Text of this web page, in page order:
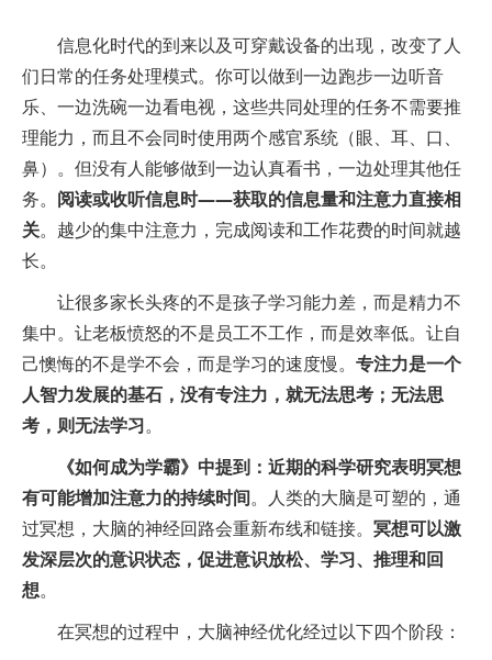
信息化时代的到来以及可穿戴设备的出现，改变了人
们日常的任务处理模式。你可以做到一边跑步一边听音
乐、一边洗碗一边看电视，这些共同处理的任务不需要推
理能力，而且不会同时使用两个感官系统（眼、耳、口、
鼻）。但没有人能够做到一边认真看书，一边处理其他任
务。 阅读或收听信息时——获取的信息量和注意力直接相
关。越少的集中注意力，完成阅读和工作花费的时间就越
长。
让很多家长头疼的不是孩子学习能力差，而是精力不
集中。让老板愤怒的不是员工不工作，而是效率低。让自
己懊悔的不是学不会，而是学习的速度慢。 专注力是一个
人智力发展的基石，没有专注力，就无法思考；无法思
考，则无法学习。
《如何成为学霸》中提到：近期的科学研究表明冥想
有可能增加注意力的持续时间。人类的大脑是可塑的，通
过冥想，大脑的神经回路会重新布线和链接。 冥想可以激
发深层次的意识状态，促进意识放松、学习、推理和回
想。
在冥想的过程中，大脑神经优化经过以下四个阶段：